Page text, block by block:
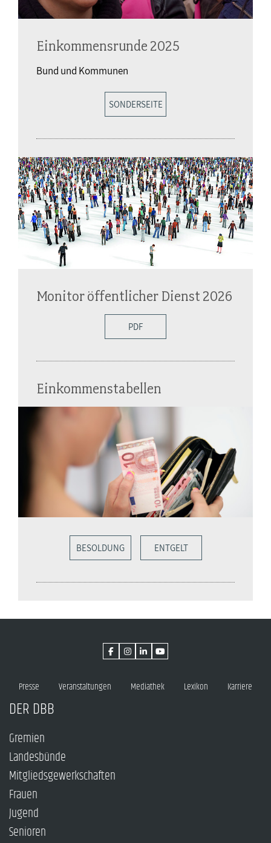
Einkommensrunde 2025
Bund und Kommunen
SONDERSEITE
Monitor öffentlicher Dienst 2026
PDF
Einkommenstabellen
BESOLDUNG ENTGELT
Presse Veranstaltungen Mediathek Lexikon Karriere
DER DBB
Gremien
Landesbünde
Mitgliedsgewerkschaften
Frauen
Jugend
Senioren